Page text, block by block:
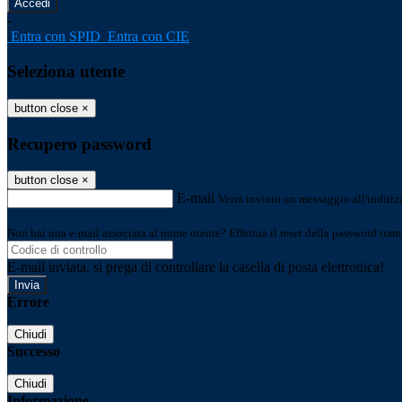
-
Entra con SPID Entra con CIE
Seleziona utente
button close ×
Recupero password
button close ×
E-mail Verrà inviato un messaggio
Non hai una e-mail associata al nome utente? Effettua il reset della password
E-mail inviata, si prega di controllare la casella di posta elettronica!
Errore
Chiudi
Successo
Chiudi